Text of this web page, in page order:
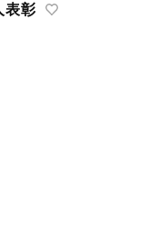
表彰